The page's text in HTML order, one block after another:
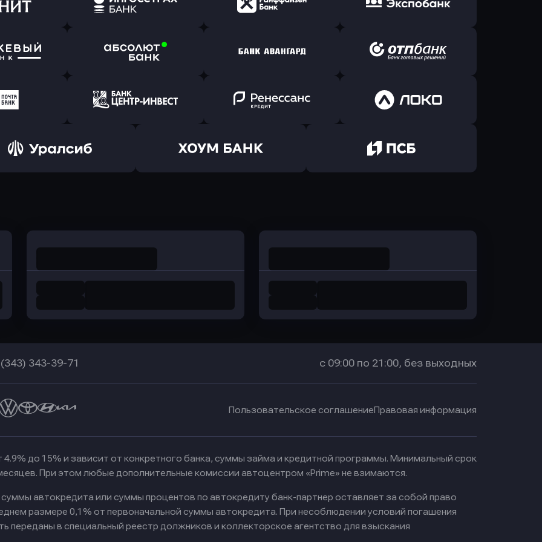
в Альфа-Банк
в АТБ Банк
в ВТБ
заявку
Банк
Оправить заявку
в Ингосстрах Банк
в Райффайзен Банк
Оправить заявку
в Экспобанк
заявку
Оправить заявку
в Абсолют Банк
Оправить заявку
в Банк Авангард
Оправить заявку
в ОТП БАНК
заявку
Банк
Оправить заявку
Оправить заявку
в Ренессанс Банк
Оправить заявку
в Локо-Банк
343-39-71 с 09:00 по 21:00, без выходных
Пользовательское соглашениеПравовая информация
4.9% до 15% и зависит от конкретного банка, суммы займа и кредитной программы. Минимальный срок
При этом любые дополнительные комиссии автоцентром «Prime» не взимаются.
автокредита или суммы процентов по автокредиту банк-партнер оставляет за собой право
размере 0,1% от первоначальной суммы автокредита. При несоблюдении условий погашения
переданы в специальный реестр должников и коллекторское агентство для взыскания